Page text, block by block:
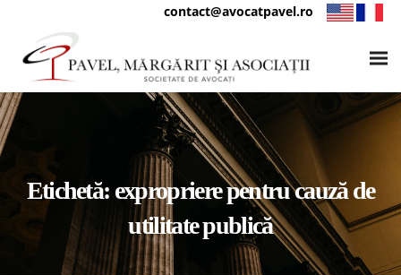
contact@avocatpavel.ro
Etichetă: expropriere pentru cauză de
utilitate publică